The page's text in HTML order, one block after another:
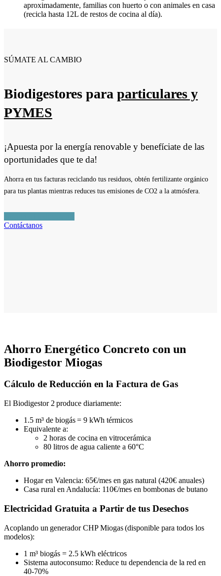
aproximadamente, familias con huerto o con animales en casa
(recicla hasta 12L de restos de cocina al día).
SÚMATE AL CAMBIO
Biodigestores para particulares y
PYMES
¡Apuesta por la energía renovable y benefíciate de las
oportunidades que te da!
Ahorra en tus facturas reciclando tus residuos, obtén fertilizante orgánico
para tus plantas mientras reduces tus emisiones de CO2 a la atmósfera.
Contáctanos
Ahorro Energético Concreto con un
Biodigestor Miogas
Cálculo de Reducción en la Factura de Gas
El Biodigestor 2 produce diariamente:
1.5 m³ de biogás = 9 kWh térmicos
Equivalente a:
2 horas de cocina en vitrocerámica
80 litros de agua caliente a 60°C
Ahorro promedio:
Hogar en Valencia: 65€/mes en gas natural (420€ anuales)
Casa rural en Andalucía: 110€/mes en bombonas de butano
Electricidad Gratuita a Partir de tus Desechos
Acoplando un generador CHP Miogas (disponible para todos los
modelos):
1 m³ biogás = 2.5 kWh eléctricos
Sistema autoconsumo: Reduce tu dependencia de la red en
40-70%